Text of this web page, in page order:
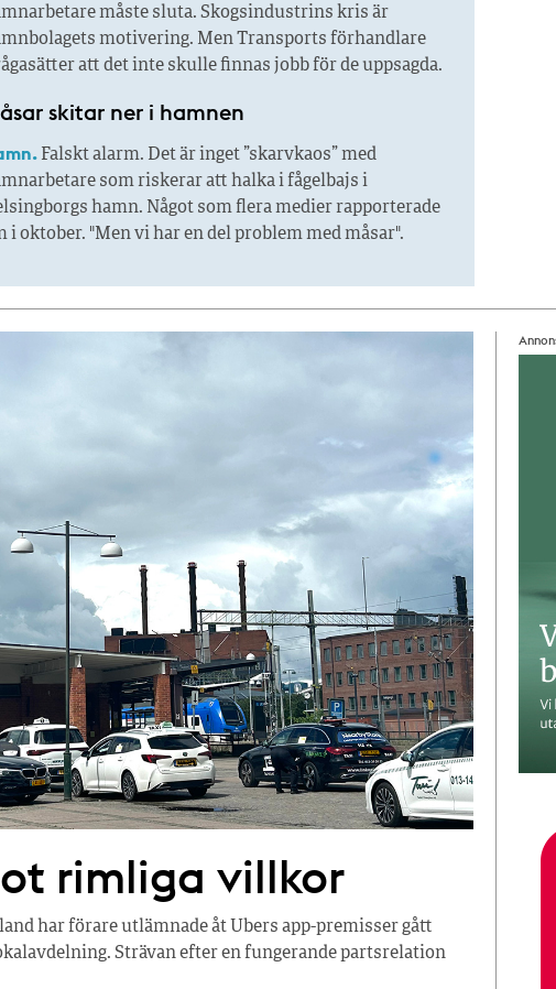
måste sluta. Skogsindustrins kris är
motivering. Men Transports förhandlare
att det inte skulle finnas jobb för de uppsagda.
skitar ner i hamnen
Falskt alarm. Det är inget ”skarvkaos” med
som riskerar att halka i fågelbajs i
hamn. Något som flera medier rapporterade
i oktober. "Men vi har en del problem med måsar".
rimliga villkor
har förare utlämnade åt Ubers app-premisser gått
Strävan efter en fungerande partsrelation